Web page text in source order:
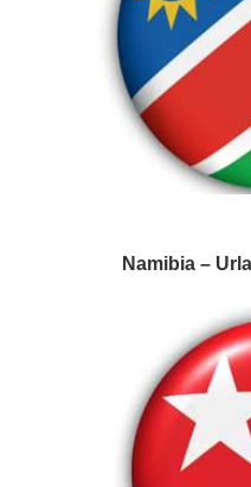
Namibia –